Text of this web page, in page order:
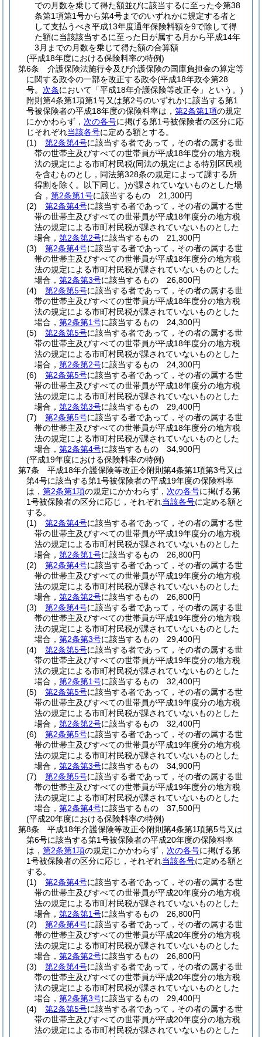
での月数を乗じて得た額並びに該当するに至った令第38
条第1項第1号から第4号までのいずれかに規定する者と
して支払うべき平成13年度通年保険料額を9で除して得
た額に当該該当するに至った日が属する月から平成14年
3月までの月数を乗じて得た額の合算額
(平成18年度における保険料率の特例)
第6条
介護保険法施行令及び介護保険の国庫負担金の算定等
に関する政令の一部を改正する政令(平成18年政令第28
号。 次条において「平成18年介護保険等改正令」という。)
附則第4条第1項第1号又は第2号のいずれかに該当する第1
号被保険者の平成18年度の保険料率は， 第2条第1項の規定
にかかわらず， 次の各号に掲げる第1号被保険者の区分に応
じそれぞれ当該各号に定める額とする。
(1)
第2条第4号に該当する者であって，その者の属する世
帯の世帯主及びすべての世帯員が平成18年度分の地方税
法の規定による市町村民税(同法の規定による特別区民税
を含むものとし，同法第328条の規定によって課する所
得割を除く。以下同じ。)が課されていないものとした場
合， 第2条第1号に該当するもの 21,300円
(2)
第2条第4号に該当する者であって，その者の属する世
帯の世帯主及びすべての世帯員が平成18年度分の地方税
法の規定による市町村民税が課されていないものとした
場合， 第2条第2号に該当するもの 21,300円
(3)
第2条第4号に該当する者であって，その者の属する世
帯の世帯主及びすべての世帯員が平成18年度分の地方税
法の規定による市町村民税が課されていないものとした
場合， 第2条第3号に該当するもの 26,800円
(4)
第2条第5号に該当する者であって，その者の属する世
帯の世帯主及びすべての世帯員が平成18年度分の地方税
法の規定による市町村民税が課されていないものとした
場合， 第2条第1号に該当するもの 24,300円
(5)
第2条第5号に該当する者であって，その者の属する世
帯の世帯主及びすべての世帯員が平成18年度分の地方税
法の規定による市町村民税が課されていないものとした
場合， 第2条第2号に該当するもの 24,300円
(6)
第2条第5号に該当する者であって，その者の属する世
帯の世帯主及びすべての世帯員が平成18年度分の地方税
法の規定による市町村民税が課されていないものとした
場合， 第2条第3号に該当するもの 29,400円
(7)
第2条第5号に該当する者であって，その者の属する世
帯の世帯主及びすべての世帯員が平成18年度分の地方税
法の規定による市町村民税が課されていないものとした
場合， 第2条第4号に該当するもの 34,900円
(平成19年度における保険料率の特例)
第7条
平成18年介護保険等改正令附則第4条第1項第3号又は
第4号に該当する第1号被保険者の平成19年度の保険料率
は， 第2条第1項の規定にかかわらず， 次の各号に掲げる第
1号被保険者の区分に応じ，それぞれ当該各号に定める額と
する。
(1)
第2条第4号に該当する者であって，その者の属する世
帯の世帯主及びすべての世帯員が平成19年度分の地方税
法の規定による市町村民税が課されていないものとした
場合， 第2条第1号に該当するもの 26,800円
(2)
第2条第4号に該当する者であって，その者の属する世
帯の世帯主及びすべての世帯員が平成19年度分の地方税
法の規定による市町村民税が課されていないものとした
場合， 第2条第2号に該当するもの 26,800円
(3)
第2条第4号に該当する者であって，その者の属する世
帯の世帯主及びすべての世帯員が平成19年度分の地方税
法の規定による市町村民税が課されていないものとした
場合， 第2条第3号に該当するもの 29,400円
(4)
第2条第5号に該当する者であって，その者の属する世
帯の世帯主及びすべての世帯員が平成19年度分の地方税
法の規定による市町村民税が課されていないものとした
場合， 第2条第1号に該当するもの 32,400円
(5)
第2条第5号に該当する者であって，その者の属する世
帯の世帯主及びすべての世帯員が平成19年度分の地方税
法の規定による市町村民税が課されていないものとした
場合， 第2条第2号に該当するもの 32,400円
(6)
第2条第5号に該当する者であって，その者の属する世
帯の世帯主及びすべての世帯員が平成19年度分の地方税
法の規定による市町村民税が課されていないものとした
場合， 第2条第3号に該当するもの 34,900円
(7)
第2条第5号に該当する者であって，その者の属する世
帯の世帯主及びすべての世帯員が平成19年度分の地方税
法の規定による市町村民税が課されていないものとした
場合， 第2条第4号に該当するもの 37,500円
(平成20年度における保険料率の特例)
第8条
平成18年介護保険等改正令附則第4条第1項第5号又は
第6号に該当する第1号被保険者の平成20年度の保険料率
は， 第2条第1項の規定にかかわらず， 次の各号に掲げる第
1号被保険者の区分に応じ，それぞれ当該各号に定める額と
する。
(1)
第2条第4号に該当する者であって，その者の属する世
帯の世帯主及びすべての世帯員が平成20年度分の地方税
法の規定による市町村民税が課されていないものとした
場合， 第2条第1号に該当するもの 26,800円
(2)
第2条第4号に該当する者であって，その者の属する世
帯の世帯主及びすべての世帯員が平成20年度分の地方税
法の規定による市町村民税が課されていないものとした
場合， 第2条第2号に該当するもの 26,800円
(3)
第2条第4号に該当する者であって，その者の属する世
帯の世帯主及びすべての世帯員が平成20年度分の地方税
法の規定による市町村民税が課されていないものとした
場合， 第2条第3号に該当するもの 29,400円
(4)
第2条第5号に該当する者であって，その者の属する世
帯の世帯主及びすべての世帯員が平成20年度分の地方税
法の規定による市町村民税が課されていないものとした